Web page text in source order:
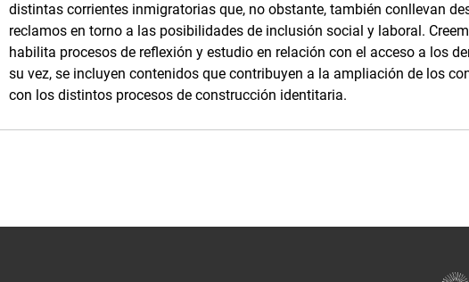
distintas corrientes inmigratorias que, no obstante, también conllevan
reclamos en torno a las posibilidades de inclusión social y laboral.
habilita procesos de reflexión y estudio en relación con el acceso a los
su vez, se incluyen contenidos que contribuyen a la ampliación de los
con los distintos procesos de construcción identitaria.